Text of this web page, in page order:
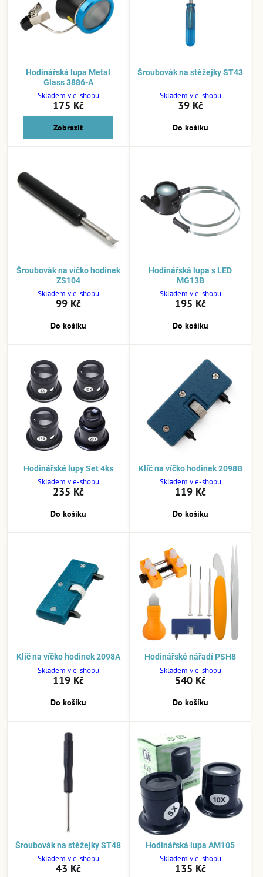
Hodinářská lupa Metal
Glass 3886-A
Skladem v e-shopu
175 Kč
Zobrazit
Šroubovák na stěžejky ST43
Skladem v e-shopu
39 Kč
Do košíku
Šroubovák na víčko hodinek
ZS104
Skladem v e-shopu
99 Kč
Do košíku
Hodinářská lupa s LED
MG13B
Skladem v e-shopu
195 Kč
Do košíku
Hodinářské lupy Set 4ks
Skladem v e-shopu
235 Kč
Do košíku
Klíč na víčko hodinek 2098B
Skladem v e-shopu
119 Kč
Do košíku
Klíč na víčko hodinek 2098A
Skladem v e-shopu
119 Kč
Do košíku
Hodinářské nářadí PSH8
Skladem v e-shopu
540 Kč
Do košíku
Šroubovák na stěžejky ST48
Skladem v e-shopu
43 Kč
Hodinářská lupa AM105
Skladem v e-shopu
135 Kč